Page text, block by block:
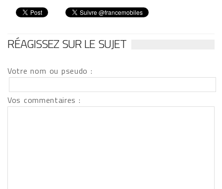
RÉAGISSEZ SUR LE SUJET
Votre nom ou pseudo :
Vos commentaires :